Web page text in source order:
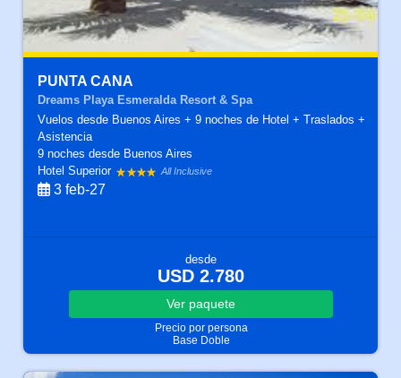
PUNTA CANA
Dreams Playa Esmeralda Resort & Spa
Vuelos desde Buenos Aires + 9 noches de Hotel + Traslados +
Asistencia
9 nochesdesde Buenos Aires
Hotel Superior
All Inclusive
3 feb-27
desde
USD 2.780
Ver paquete
Precio por persona
Base Doble